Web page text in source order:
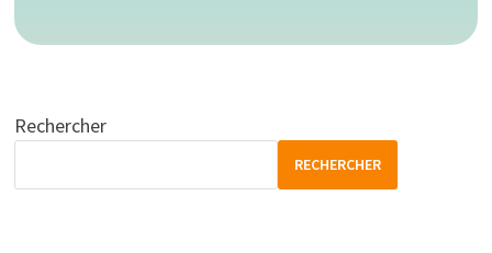
Rechercher
RECHERCHER